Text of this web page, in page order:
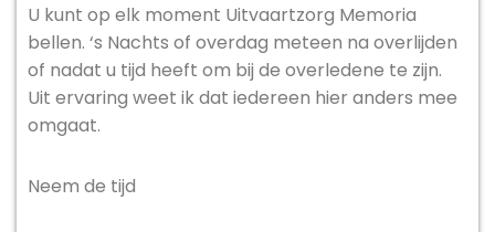
U kunt op elk moment Uitvaartzorg Memoria
bellen. ‘s Nachts of overdag meteen na overlijden
of nadat u tijd heeft om bij de overledene te zijn.
Uit ervaring weet ik dat iedereen hier anders mee
omgaat.
Neem de tijd